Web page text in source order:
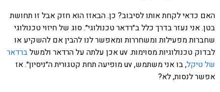
האם כדאי לקחת אותו לסיבוב? כן. הבאזז הוא חזק אבל זו תחושת
בטן. אני נעזר בדרך כלל ב״רדאר טכנולוגי״. סוג של חיזוי טכנולוגי
שחברות מפעילות ומשחררות ומאפשר לנו להבין אם להשקיע או
לבדוק טכנולוגיות מסוימות. uv אכן עלתה על הרדאר ולמשל
ברדאר
של טיקל
, בו אני משתמש, uv מופיעה תחת קטגורית ה״ניסיון״. אז
אפשר לנסות, לא?